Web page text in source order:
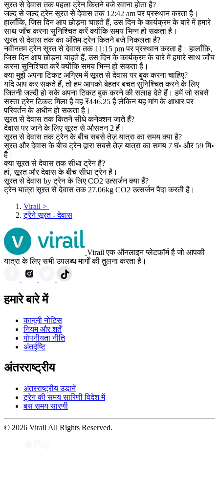
सूरत से देवास तक पहला ट्रेन कितने बजे रवाना होता है?
जल्द से जल्द ट्रेन सूरत से देवास तक 12:42 am पर प्रस्थान करता है।
हालाँकि, जिस दिन आप छोड़ना चाहते हैं, उस दिन के कार्यक्रम के बारे में हमारे
साथ जाँच करना सुनिश्चित करें क्योंकि समय भिन्न हो सकता है।
सूरत से देवास तक का अंतिम ट्रेन कितने बजे निकलता है?
नवीनतम ट्रेन सूरत से देवास तक 11:15 pm पर प्रस्थान करता है। हालाँकि,
जिस दिन आप छोड़ना चाहते हैं, उस दिन के कार्यक्रम के बारे में हमारे साथ जाँच
करना सुनिश्चित करें क्योंकि समय भिन्न हो सकता है।
क्या मुझे अपना टिकट अग्रिम में सूरत से देवास पर बुक करना चाहिए?
यदि आप कर सकते हैं, तो हम आपको बेहतर बचत सुनिश्चित करने के लिए
जितनी जल्दी हो सके अपना टिकट बुक करने की सलाह देते हैं। हमें जो सबसे
सस्ता ट्रेन टिकट मिला है वह ₹446.25 है लेकिन यह मांग के आधार पर
परिवर्तन के अधीन हो सकता है।
सूरत से देवास तक कितने सीधे कनेक्शन जाते हैं?
देवास पर जाने के लिए सूरत से औसतन 2 हैं।
सूरत से देवास तक ट्रेन के बीच सबसे तेज़ यात्रा का समय क्या है?
सूरत और देवास के बीच ट्रेन द्वारा सबसे तेज़ यात्रा का समय 7 घं॰ और 59 मि॰
है।
क्या सूरत से देवास तक सीधा ट्रेन है?
हां, सूरत और देवास के बीच सीधा ट्रेन है।
सूरत से देवास by ट्रेन के लिए CO2 उत्सर्जन क्या हैं?
ट्रेन यात्रा सूरत से देवास तक 27.06kg CO2 उत्सर्जन पैदा करती है।
Virail >
ट्रेने सूरत - देवास
Virail एक ऑनलाइन प्लेटफ़ॉर्म है जो आपकी
यात्रा के लिए सभी उपलब्ध मार्गों की तुलना करता है।
हमारे बारे में
कानूनी नोटिस
नियम और शर्तें
गोपनीयता नीति
अंतर्दृष्टि
अंतरराष्ट्रीय
अंतरराष्ट्रीय उड़ानें
ट्रेन की समय सारिणी विदेश में
बस समय सारणी
© 2026 Virail All Rights Reserved.